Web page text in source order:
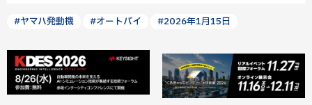
#ヤマハ発動機 #オートバイ #2026年1月15日